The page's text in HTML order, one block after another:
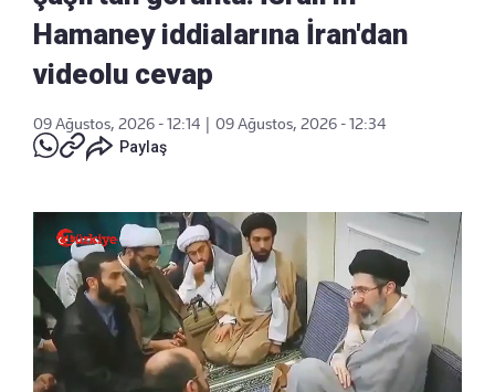
Hamaney iddialarına İran'dan
videolu cevap
09 Ağustos, 2026 - 12:14
09 Ağustos, 2026 - 12:34
Paylaş